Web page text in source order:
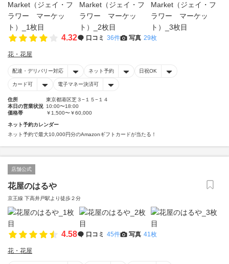
4.32 口コミ 36件 写真 29枚
花・花屋
配達・デリバリー対応 ネット予約 日祝OK
カード可 電子マネー決済可
住所
東京都港区芝３−１５−１４
本日の営業状況 10:00〜18:00
価格帯
￥1,500〜￥60,000
ネット予約カレンダー
ネット予約で最大10,000円分のAmazonギフトカードが当たる！
店舗公式
花屋のはるや
京王線 下高井戸駅より徒歩２分
4.58 口コミ 45件 写真 41枚
花・花屋